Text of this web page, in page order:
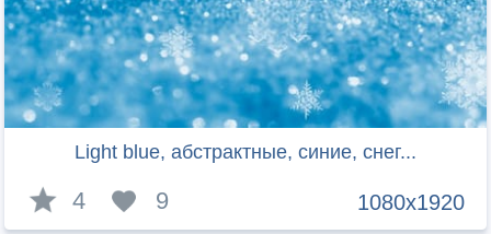
Light blue, абстрактные, синие, снег...
1080x1920
4 9